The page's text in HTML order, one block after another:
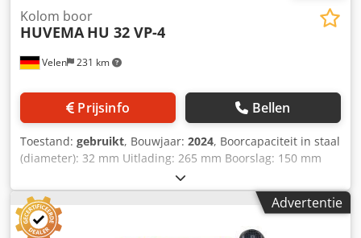
Velen 231 km
Kolom boor
HUVEMA HU 32 VP-4
Prijsinfo Bellen
Toestand: gebruikt, Bouwjaar: 2024, Boorcapaciteit in staal
(diameter): 32 mm Uitlading: 265 mm Boorslag: 150 mm
Opname: MK 3 Tafelgrootte: 390 x 390 mm Toerental: 100 -
3300 tpm Totale vermogensbehoefte: 1,5 kW
Machinegewicht ca.: 0,35 t Afmetingen (L x B x H): 0,8 x 0,6
x 1,95 m Ongebruikte showroommachine met: -
Advertentie